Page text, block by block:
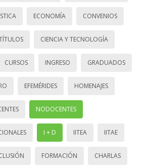
ECONOMÍA CONVENIOS
CIENCIA Y TECNOLOGÍA
CURSOS INGRESO GRADUADOS
EFEMÉRIDES HOMENAJES
NODOCENTES
I + D IITEA IITAE
FORMACIÓN CHARLAS